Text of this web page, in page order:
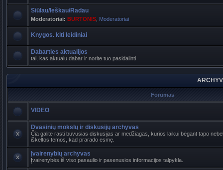
Siūlau/Ieškau/Radau
Moderatoriai: BURTONIS Moderatoriai
Knygos. kiti leidiniai
Dabarties aktualijos
tai, kas aktualu dabar ir norite tuo pasidalinti
Forumas
VIDEO
Dvasinių mokslų ir diskusijų archyvas
Čia galite rasti buvusias diskusijas ar medžiagas, kurios laikui bėgant tapo
iškeltos temos, kad prarado esmę.
Įvairenybių archyvas
Įvairenybės iš viso pasaulio ir pasenusios informacijos talpykla.